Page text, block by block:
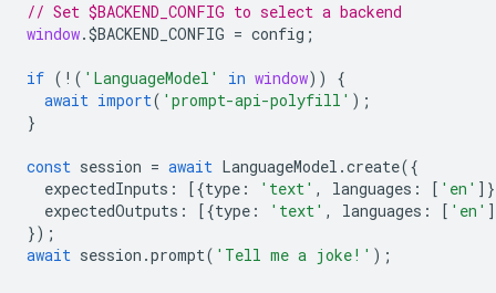
// Set $BACKEND_CONFIG to select a backend
window.$BACKEND_CONFIG = config ;
if ( ! ( 'LanguageModel' in window))
{
await import( 'prompt-api-polyfill' );
}
const session = await LanguageModel .create({
expectedInputs : [{type : 'text' , languages : [ 'en'
expectedOutputs : [{type : 'text' , languages : [ 'en'
});
await session .prompt( 'Tell me a joke!' );